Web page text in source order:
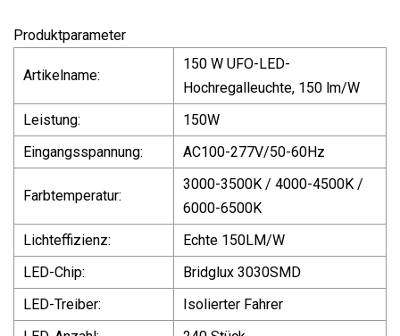
Produktparameter
Artikelname:
150 W UFO-LED-
Hochregalleuchte, 150 lm/W
Leistung:
150W
Eingangsspannung:
AC100-277V/50-60Hz
Farbtemperatur:
3000-3500K / 4000-4500K /
6000-6500K
Lichteffizienz:
Echte 150LM/W
LED-Chip:
Bridglux 3030SMD
LED-Treiber:
Isolierter Fahrer